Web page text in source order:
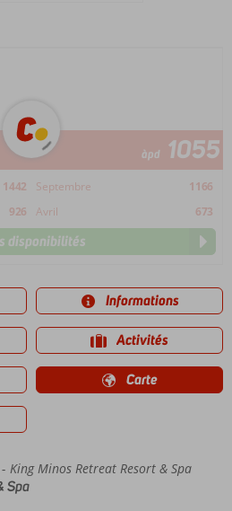
àpd 1055
1442 Septembre
1166
926 Avril 673
disponibilités
Informations
Activités
Carte
King Minos Retreat Resort & Spa
Spa